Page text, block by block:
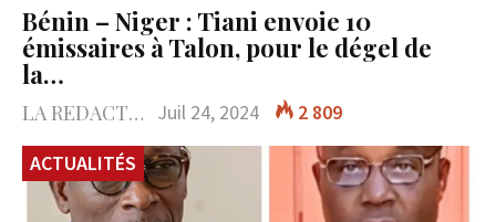
Bénin – Niger : Tiani envoie 10
émissaires à Talon, pour le dégel de
la…
LA REDACTION Juil 24, 2024
2 809
ACTUALITÉS